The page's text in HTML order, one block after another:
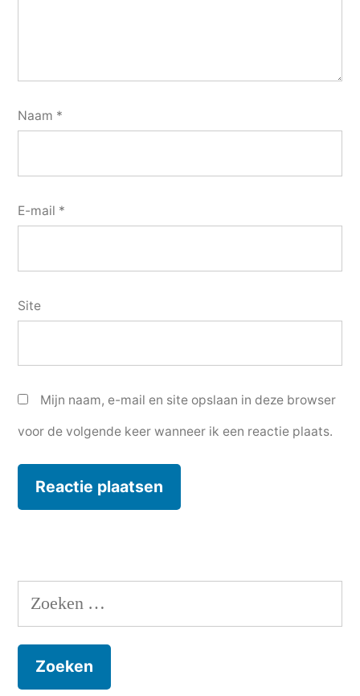
Naam *
E-mail *
Site
Mijn naam, e-mail en site opslaan in deze browser
voor de volgende keer wanneer ik een reactie plaats.
Zoeken
naar: